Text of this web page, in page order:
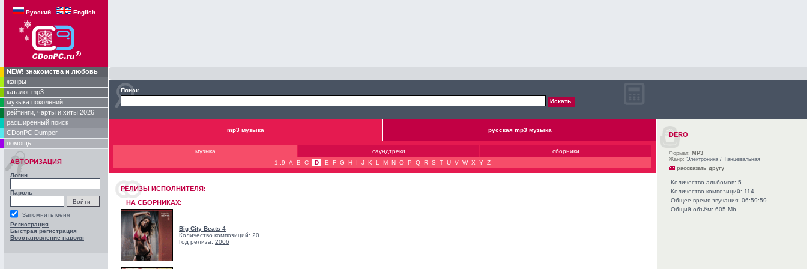
Русский English
NEW! знакомства и любовь
жанры
каталог mp3
музыка поколений
рейтинги, чарты и хиты 2026
расширенный поиск
CDonPC Dumper
помощь
АВТОРИЗАЦИЯ
Логин
Пароль
Запомнить меня
Регистрация
Быстрая регистрация
Восстановление пароля
Поиск
mp3 музыка русская mp3 музыка
музыка саундтреки
сборники
1..9
A B C D E F G H I J K L M N O P Q R S T U V W X Y Z
РЕЛИЗЫ ИCПОЛНИТЕЛЯ:
НА СБОРНИКАХ:
Big City Beats 4
Количество композиций: 20
Год релиза: 2006
DERO
Формат: MP3
Жанр: Электроника / Танцевальная
рассказать другу
Количество альбомов: 5
Количество композиций: 114
Общее время звучания: 06:59:59
Общий объём: 605 Mb